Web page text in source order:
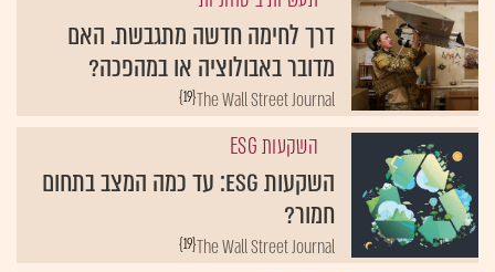
דרך לחימה חדשה מתגבשת. האם
מדובר באבולוציה או במהפכה?
{19}The Wall Street Journal
השקעות ESG
השקעות ESG: עד כמה המצב בתחום
חמור?
{19}The Wall Street Journal